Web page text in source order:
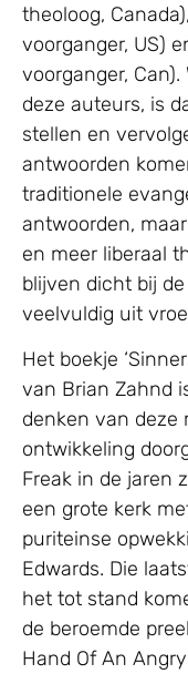
theoloog,
voorganger, US)
voorganger,
deze auteurs, is
stellen en
antwoorden
traditionele
antwoorden,
en meer liberaal
blijven dicht bij
veelvuldig uit
Het boekje
van Brian Zahnd
denken van deze
ontwikkeling
Freak in de jaren
een grote kerk
puriteinse
Edwards. Die
het tot stand
de beroemde
Hand Of An